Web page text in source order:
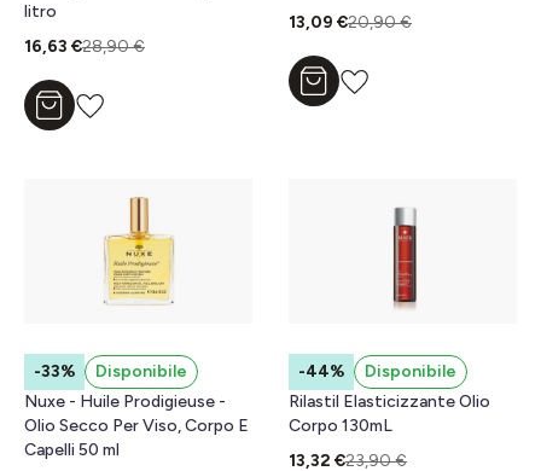
litro
16,63 €28,90 €
Aggiungi al carrello
13,09 €20,90 €
Aggiungi al carrello
-33%
Disponibile
Nuxe - Huile Prodigieuse -
Olio Secco Per Viso, Corpo E
Capelli 50 ml
-44%
Disponibile
Rilastil Elasticizzante Olio
Corpo 130mL
13,32 €23,90 €